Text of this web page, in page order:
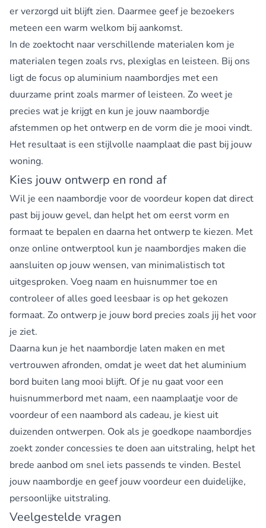
er verzorgd uit blijft zien. Daarmee geef je bezoekers
meteen een warm welkom bij aankomst.
In de zoektocht naar verschillende materialen kom je
materialen tegen zoals rvs, plexiglas en leisteen. Bij ons
ligt de focus op aluminium naambordjes met een
duurzame print zoals marmer of leisteen. Zo weet je
precies wat je krijgt en kun je jouw naambordje
afstemmen op het ontwerp en de vorm die je mooi vindt.
Het resultaat is een stijlvolle naamplaat die past bij jouw
woning.
Kies jouw ontwerp en rond af
Wil je een naambordje voor de voordeur kopen dat direct
past bij jouw gevel, dan helpt het om eerst vorm en
formaat te bepalen en daarna het ontwerp te kiezen. Met
onze online ontwerptool kun je naambordjes maken die
aansluiten op jouw wensen, van minimalistisch tot
uitgesproken. Voeg naam en huisnummer toe en
controleer of alles goed leesbaar is op het gekozen
formaat. Zo ontwerp je jouw bord precies zoals jij het voor
je ziet.
Daarna kun je het naambordje laten maken en met
vertrouwen afronden, omdat je weet dat het aluminium
bord buiten lang mooi blijft. Of je nu gaat voor een
huisnummerbord met naam, een naamplaatje voor de
voordeur of een naambord als cadeau, je kiest uit
duizenden ontwerpen. Ook als je goedkope naambordjes
zoekt zonder concessies te doen aan uitstraling, helpt het
brede aanbod om snel iets passends te vinden. Bestel
jouw naambordje en geef jouw voordeur een duidelijke,
persoonlijke uitstraling.
Veelgestelde vragen